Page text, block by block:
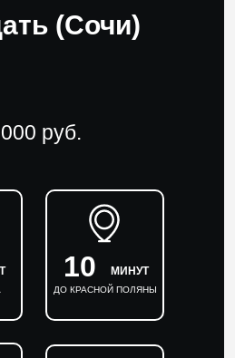
(Сочи)
руб.
10 МИНУТ
ДО КРАСНОЙ ПОЛЯНЫ